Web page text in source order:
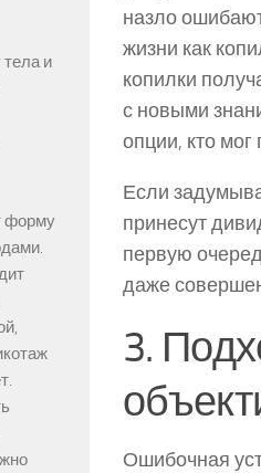
назло
жизни как
копилки
с новыми
опции, кто мог
Если
принесут
первую
даже
3.
Ошибочная
тела и
форму